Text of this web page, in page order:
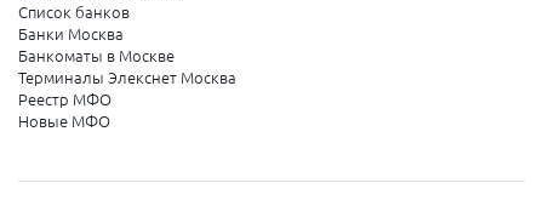
Список банков
Банки Москва
Банкоматы в Москве
Терминалы Элекснет Москва
Реестр МФО
Новые МФО